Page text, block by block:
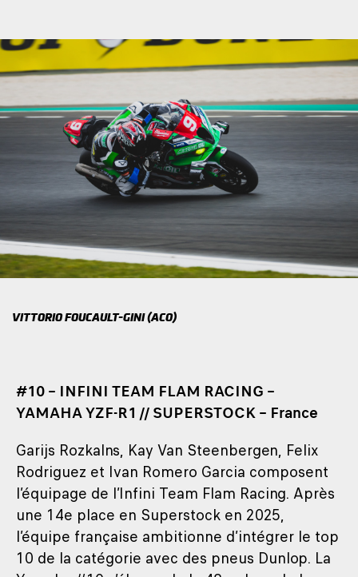
VITTORIO FOUCAULT-GINI (ACO)
#10 – INFINI TEAM FLAM RACING –
YAMAHA YZF-R1 // SUPERSTOCK – France
Garijs Rozkalns, Kay Van Steenbergen, Felix
Rodriguez et Ivan Romero Garcia composent
l’équipage de l’Infini Team Flam Racing. Après
une 14e place en Superstock en 2025,
l’équipe française ambitionne d’intégrer le top
10 de la catégorie avec des pneus Dunlop. La